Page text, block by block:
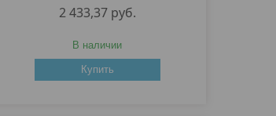
2 433,37 руб.
В наличии
Купить